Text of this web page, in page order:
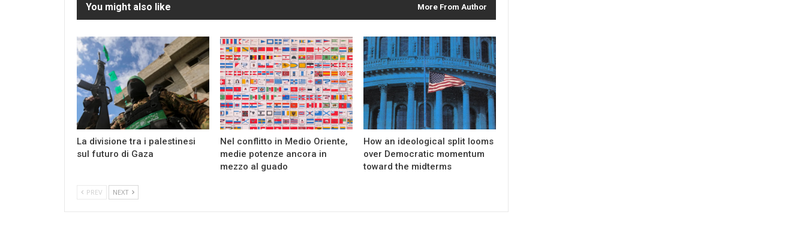
You might also like More From Author
La divisione tra i palestinesi
sul futuro di Gaza
Nel conflitto in Medio Oriente,
medie potenze ancora in
mezzo al guado
How an ideological split looms
over Democratic momentum
toward the midterms
PREV NEXT